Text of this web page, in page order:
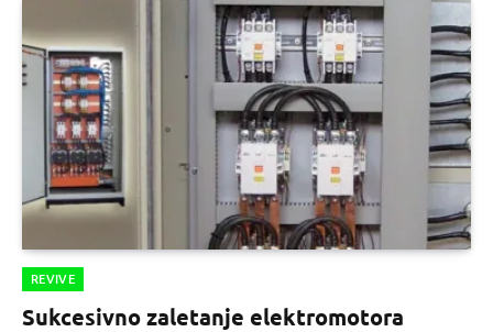
REVIVE
Sukcesivno zaletanje elektromotora